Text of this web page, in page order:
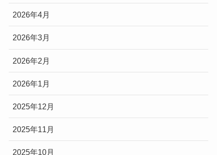
2026年4月
2026年3月
2026年2月
2026年1月
2025年12月
2025年11月
2025年10月